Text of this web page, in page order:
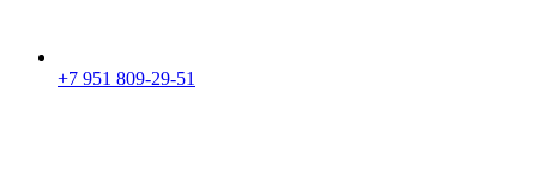
+7 951 809-29-51